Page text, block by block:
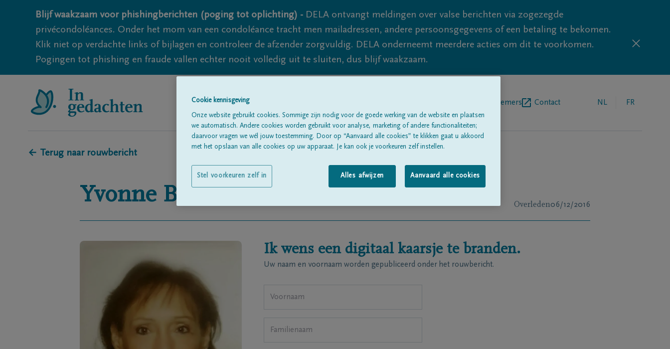
Blijf waakzaam voor phishingberichten (poging tot oplichting) - DELA ontvangt meldingen over valse berichten via zogezegde
privécondoléances. Onder het mom van een condoléance tracht men mailadressen, andere persoonsgegevens of een betaling te bekomen.
Klik niet op verdachte links of bijlagen en controleer de afzender zorgvuldig. DELA onderneemt meerdere acties om dit te voorkomen.
Pogingen tot phishing en fraude vallen echter nooit volledig uit te sluiten, dus blijf waakzaam.
Begrafenisondernemers Contact NL FR
← Terug naar rouwbericht
Yvonne Bona Overleden06/12/2016
Ik wens een digitaal kaarsje te branden.
Uw naam en voornaam worden gepubliceerd onder het rouwbericht.
Cookie kennisgeving
Onze website gebruikt cookies. Sommige zijn nodig voor de goede werking van de website en plaatsen
we automatisch. Andere cookies worden gebruikt voor analyse, marketing of andere functionaliteiten;
daarvoor vragen we wél jouw toestemming. Door op “Aanvaard alle cookies” te klikken gaat u akkoord
met het opslaan van alle cookies op uw apparaat. Je kan ook je voorkeuren zelf instellen.
Alles afwijzen Aanvaard alle cookies
Stel voorkeuren zelf in